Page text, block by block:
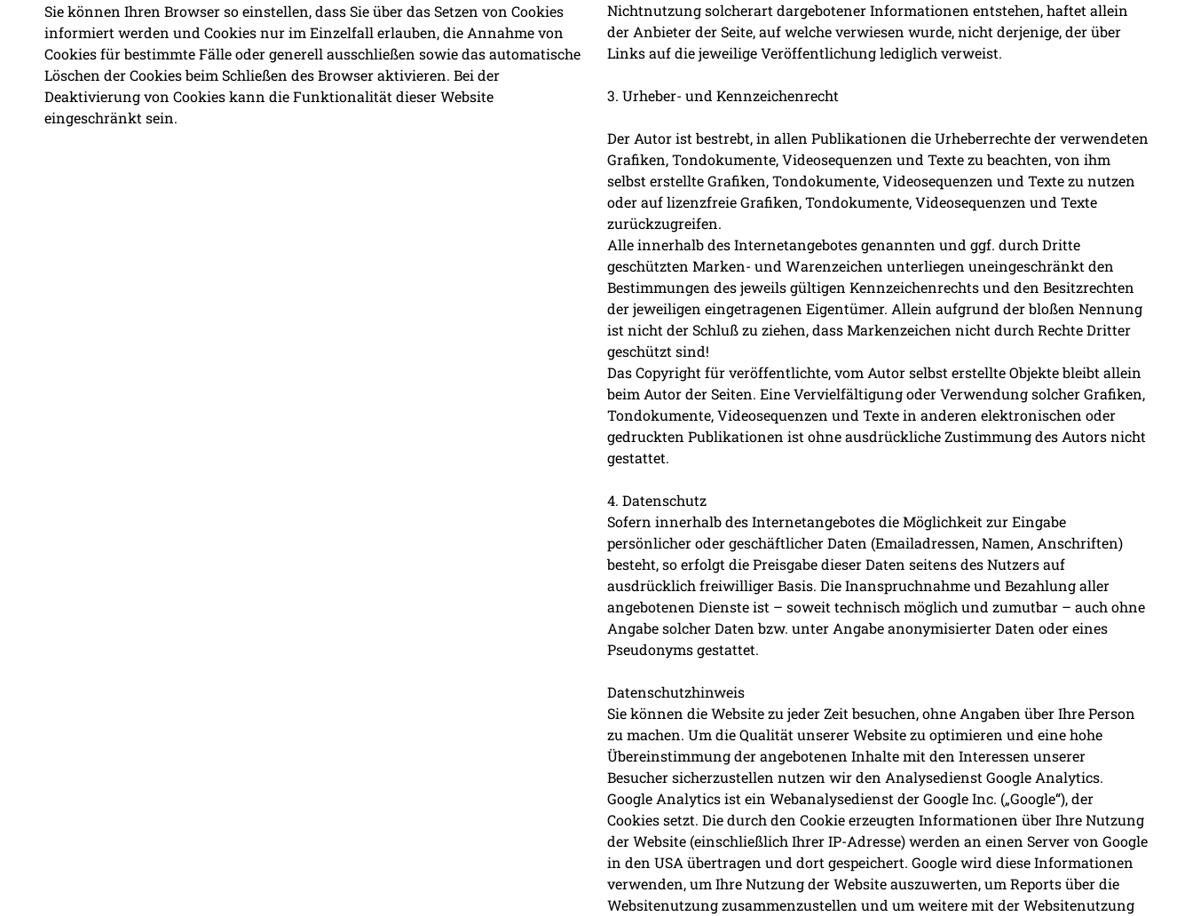
Sie können Ihren Browser so einstellen, dass Sie über das Setzen von Cookies
informiert werden und Cookies nur im Einzelfall erlauben, die Annahme von
Cookies für bestimmte Fälle oder generell ausschließen sowie das automatische
Löschen der Cookies beim Schließen des Browser aktivieren. Bei der
Deaktivierung von Cookies kann die Funktionalität dieser Website
eingeschränkt sein.
Nichtnutzung solcherart dargebotener Informationen entstehen, haftet allein
der Anbieter der Seite, auf welche verwiesen wurde, nicht derjenige, der über
Links auf die jeweilige Veröffentlichung lediglich verweist.
3. Urheber- und Kennzeichenrecht
Der Autor ist bestrebt, in allen Publikationen die Urheberrechte der verwendeten
Grafiken, Tondokumente, Videosequenzen und Texte zu beachten, von ihm
selbst erstellte Grafiken, Tondokumente, Videosequenzen und Texte zu nutzen
oder auf lizenzfreie Grafiken, Tondokumente, Videosequenzen und Texte
zurückzugreifen.
Alle innerhalb des Internetangebotes genannten und ggf. durch Dritte
geschützten Marken- und Warenzeichen unterliegen uneingeschränkt den
Bestimmungen des jeweils gültigen Kennzeichenrechts und den Besitzrechten
der jeweiligen eingetragenen Eigentümer. Allein aufgrund der bloßen Nennung
ist nicht der Schluß zu ziehen, dass Markenzeichen nicht durch Rechte Dritter
geschützt sind!
Das Copyright für veröffentlichte, vom Autor selbst erstellte Objekte bleibt allein
beim Autor der Seiten. Eine Vervielfältigung oder Verwendung solcher Grafiken,
Tondokumente, Videosequenzen und Texte in anderen elektronischen oder
gedruckten Publikationen ist ohne ausdrückliche Zustimmung des Autors nicht
gestattet.
4. Datenschutz
Sofern innerhalb des Internetangebotes die Möglichkeit zur Eingabe
persönlicher oder geschäftlicher Daten (Emailadressen, Namen, Anschriften)
besteht, so erfolgt die Preisgabe dieser Daten seitens des Nutzers auf
ausdrücklich freiwilliger Basis. Die Inanspruchnahme und Bezahlung aller
angebotenen Dienste ist – soweit technisch möglich und zumutbar – auch ohne
Angabe solcher Daten bzw. unter Angabe anonymisierter Daten oder eines
Pseudonyms gestattet.
Datenschutzhinweis
Sie können die Website zu jeder Zeit besuchen, ohne Angaben über Ihre Person
zu machen. Um die Qualität unserer Website zu optimieren und eine hohe
Übereinstimmung der angebotenen Inhalte mit den Interessen unserer
Besucher sicherzustellen nutzen wir den Analysedienst Google Analytics.
Google Analytics ist ein Webanalysedienst der Google Inc. („Google“), der
Cookies setzt. Die durch den Cookie erzeugten Informationen über Ihre Nutzung
der Website (einschließlich Ihrer IP-Adresse) werden an einen Server von Google
in den USA übertragen und dort gespeichert. Google wird diese Informationen
verwenden, um Ihre Nutzung der Website auszuwerten, um Reports über die
Websitenutzung zusammenzustellen und um weitere mit der Websitenutzung